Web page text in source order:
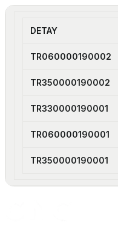
DETAY
TR060000190002
TR350000190002
TR330000190001
TR060000190001
TR350000190001